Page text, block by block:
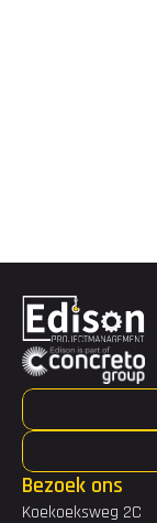
Bezoek ons
Koekoeksweg 2C